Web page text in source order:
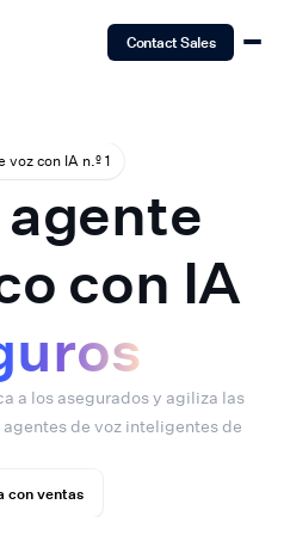
Contact Sales
voz con IA n.º 1
con IA
a los asegurados y agiliza las
de voz inteligentes de
con ventas